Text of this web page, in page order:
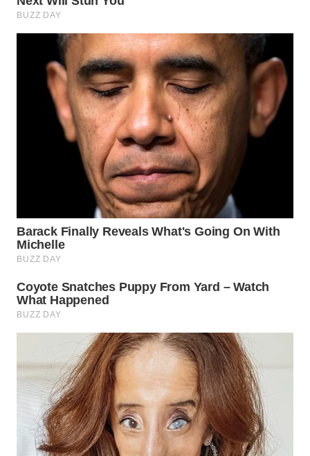
INDRAMAYU
KUNINGAN
WN
MAJALENGKA
SUKABUMI
WN
WN
PRIANGAN
TIMUR
WN
SEMARANG
WN
SOLO